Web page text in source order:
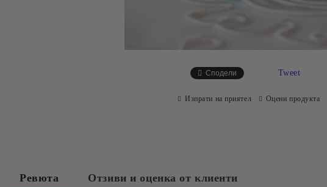
Сподели Tweet
Изпрати на приятел Оцени продукта
Ревюта Отзиви и оценка от клиенти